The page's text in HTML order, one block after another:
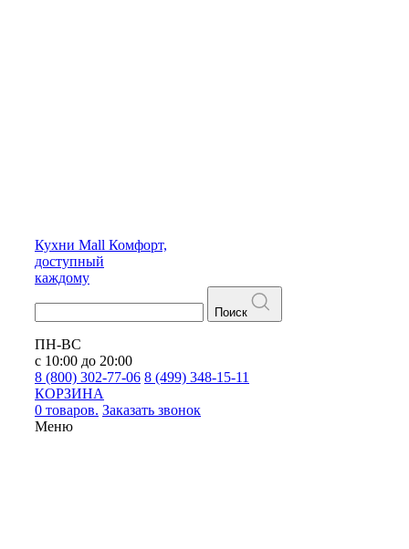
Кухни Mall Комфорт,
доступный
каждому
Поиск
ПН-ВС
с 10:00 до 20:00
8 (800) 302-77-06 8 (499) 348-15-11
КОРЗИНА
0 товаров. Заказать звонок
Меню